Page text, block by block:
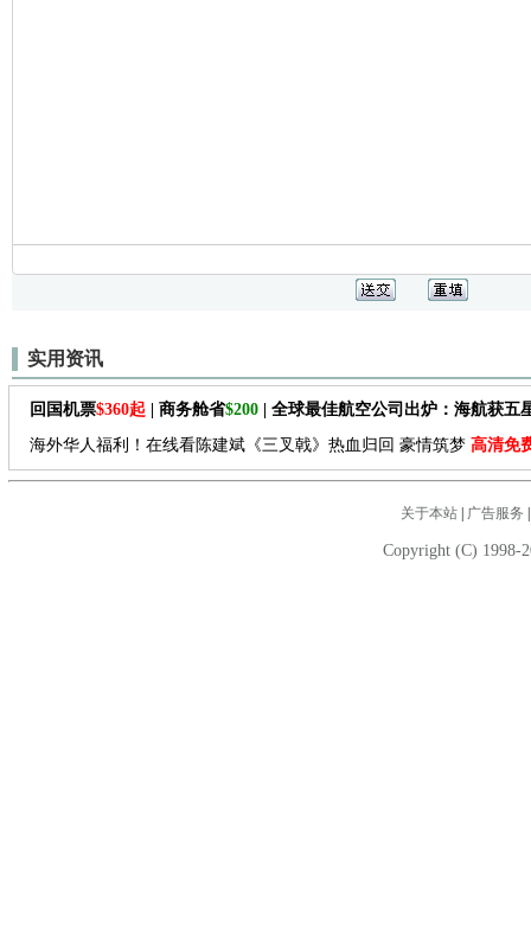
实用资讯
回国机票$360起 | 商务舱省$200 | 全球最佳航空公司出炉：海航获五
海外华人福利！在线看陈建斌《三叉戟》热血归回 豪情筑梦 高清免
关于本站| 广告服务
Copyright (C) 1998-